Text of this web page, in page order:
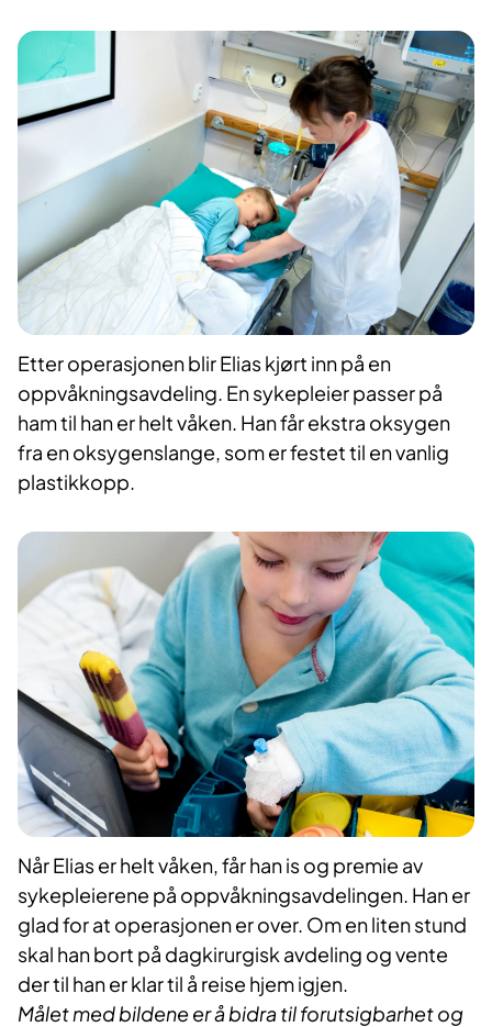
Etter operasjonen blir Elias kjørt inn på en
oppvåkningsavdeling. En sykepleier passer på
ham til han er helt våken. Han får ekstra oksygen
fra en oksygenslange, som er festet til en vanlig
plastikkopp.
Når Elias er helt våken, får han is og premie av
sykepleierene på oppvåkningsavdelingen. Han er
glad for at operasjonen er over. Om en liten stund
skal han bort på dagkirurgisk avdeling og vente
der til han er klar til å reise hjem igjen.
Målet med bildene er å bidra til forutsigbarhet og